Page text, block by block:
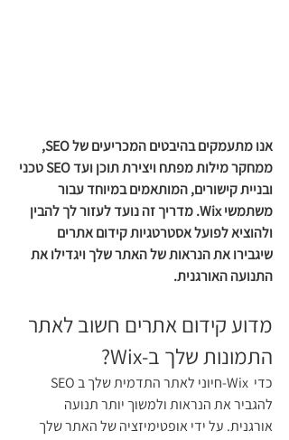
אנו מתעמקים בהיבטים המכריעים של SEO,
ממחקר מילות מפתח ויצירת תוכן ועד SEO טכני
ובניית קישורים, המותאמים במיוחד עבור
משתמשי Wix. מדריך זה נועד לעזור לך להבין
ולהוציא לפועל אסטרטגיות קידום אתרים
שיגבירו את הנראות של האתר שלך ויגדילו את
התנועה האורגנית.
מדוע קידום אתרים חשוב לאתר
התמונות שלך ב-Wix?
SEO חיוני לאתר התדמית שלך ב-Wix כדי
להגביר את הנראות ולמשוך יותר תנועה
אורגנית. על ידי אופטימיזציה של האתר שלך